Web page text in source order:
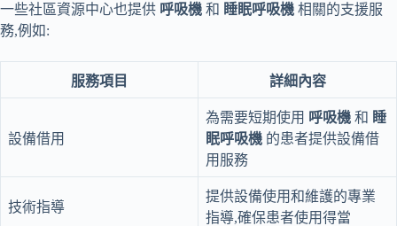
一些社區資源中心也提供 呼吸機 和 睡眠呼吸機 相關的支援服
務,例如:
服務項目 詳細內容
設備借用
為需要短期使用 呼吸機 和 睡
眠呼吸機 的患者提供設備借
用服務
技術指導
提供設備使用和維護的專業
指導,確保患者使用得當